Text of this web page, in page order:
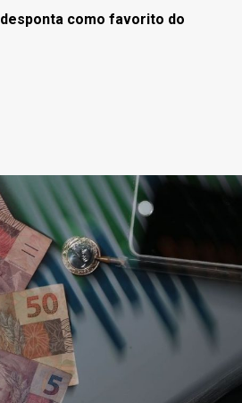
como favorito do